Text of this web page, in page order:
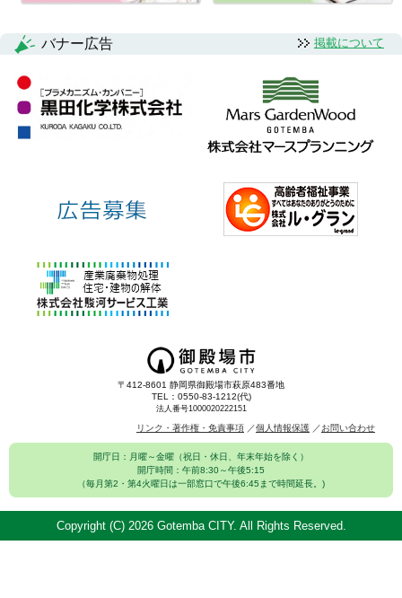
バナー広告 掲載について
〒412-8601 静岡県御殿場市萩原483番地
TEL：0550-83-1212(代)
法人番号1000020222151
リンク・著作権・免責事項 個人情報保護 お問い合わせ
開庁日：月曜～金曜（祝日・休日、年末年始を除く）
開庁時間：午前8:30～午後5:15
（毎月第2・第4火曜日は一部窓口で午後6:45まで時間延長。)
Copyright (C) 2026 Gotemba CITY. All Rights Reserved.